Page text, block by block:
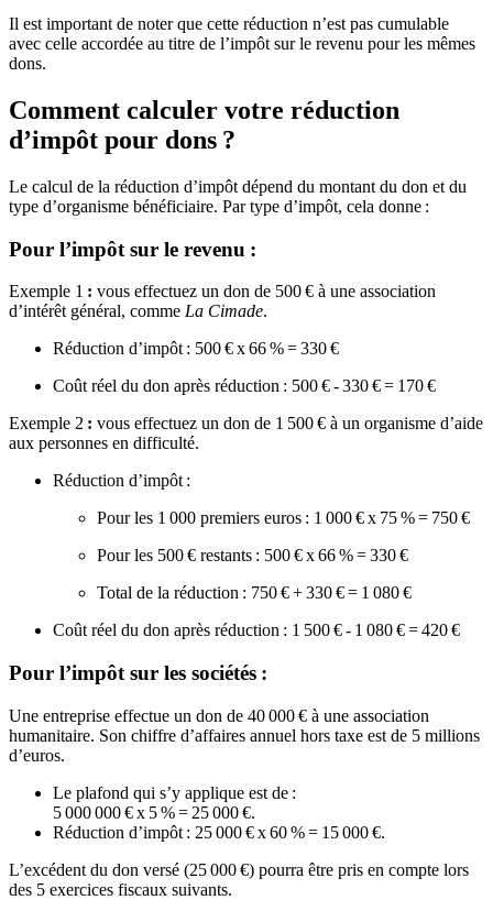
Il est important de noter que cette réduction n’est pas cumulable
avec celle accordée au titre de l’impôt sur le revenu pour les mêmes
dons.
Comment calculer votre réduction
d’impôt pour dons ?
Le calcul de la réduction d’impôt dépend du montant du don et du
type d’organisme bénéficiaire. Par type d’impôt, cela donne :
Pour l’impôt sur le revenu :
Exemple 1 : vous effectuez un don de 500 € à une association
d’intérêt général, comme La Cimade.
Réduction d’impôt : 500€ x 66 % = 330 €
Coût réel du don après réduction : 500 € - 330 € = 170 €
Exemple 2 : vous effectuez un don de 1 500 € à un organisme d’aide
aux personnes en difficulté.
Réduction d’impôt :
Pour les 1 000 premiers euros : 1 000 € x 75 % = 750 €
Pour les 500 € restants : 500 € x 66 % = 330 €
Total de la réduction : 750 € + 330 € = 1 080 €
Coût réel du don après réduction : 1 500 € - 1 080 € = 420 €
Pour l’impôt sur les sociétés :
Une entreprise effectue un don de 40 000 € à une association
humanitaire. Son chiffre d’affaires annuel hors taxe est de 5 millions
d’euros.
Le plafond qui s’y applique est de :
5 000 000 € x 5 % = 25 000 €.
Réduction d’impôt : 25 000 € x 60 % = 15 000 €.
L’excédent du don versé (25 000 €) pourra être pris en compte lors
des 5 exercices fiscaux suivants.